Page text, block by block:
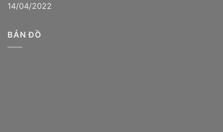
14/04/2022
BẢN ĐỒ